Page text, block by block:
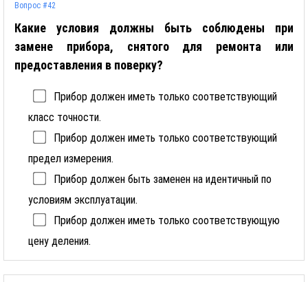
Вопрос #42
Какие условия должны быть соблюдены при
замене прибора, снятого для ремонта или
предоставления в поверку?
Прибор должен иметь только соответствующий
класс точности.
Прибор должен иметь только соответствующий
предел измерения.
Прибор должен быть заменен на идентичный по
условиям эксплуатации.
Прибор должен иметь только соответствующую
цену деления.